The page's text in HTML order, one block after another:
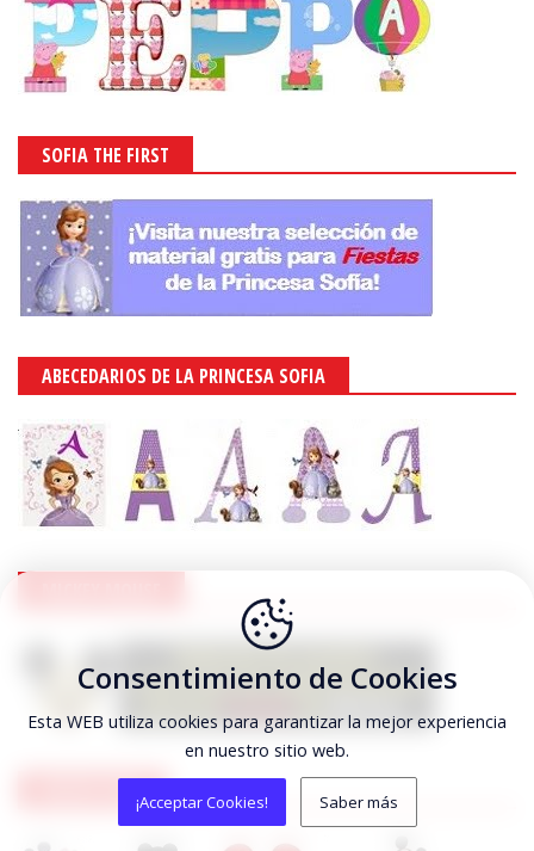
SOFIA THE FIRST
ABECEDARIOS DE LA PRINCESA SOFIA
MICKEY ABCS
Consentimiento de Cookies
Esta WEB utiliza cookies para garantizar la mejor experiencia
en nuestro sitio web.
¡Acceptar Cookies! Saber más